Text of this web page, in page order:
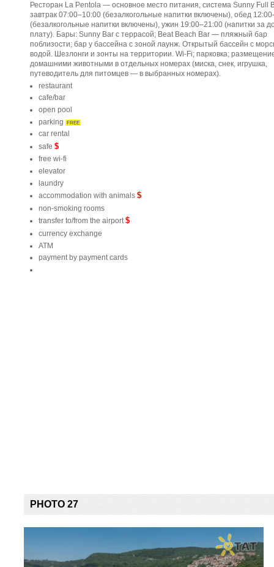
Ресторан La Pentola — основное место питания, система Sunny Full
завтрак 07:00–10:00 (безалкогольные напитки включены), обед
(безалкогольные напитки включены), ужин 19:00–21:00 (напитки за
плату). Бары: Sunny Bar с террасой; Beat Beach Bar — пляжный бар
поблизости; бар у бассейна с зоной лаунж. Открытый бассейн с
водой. Шезлонги и зонты на территории. Wi-Fi; парковка;
домашними животными в отдельных номерах (миска, снек, игрушка,
путеводитель для питомцев — в выбранных номерах).
restaurant
cafe/bar
open pool
parking FREE
car rental
safe $
free wi-fi
elevator
laundry
accommodation with animals $
non-smoking rooms
transfer to/from the airport$
currency exchange
ATM
payment by payment cards
PHOTO 27